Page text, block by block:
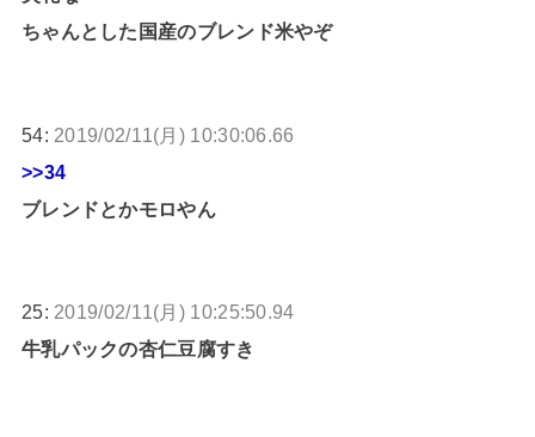
ちゃんとした国産のブレンド米やぞ
54: 2019/02/11(月) 10:30:06.66
>>34
ブレンドとかモロやん
25: 2019/02/11(月) 10:25:50.94
牛乳パックの杏仁豆腐すき